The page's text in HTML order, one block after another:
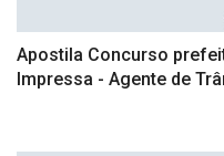
Apostila Concurso
Impressa - Agente de